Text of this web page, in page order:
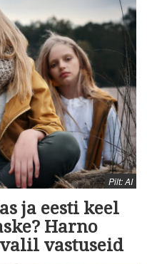
Pilt: AI
ja eesti keel
Harno
vastuseid